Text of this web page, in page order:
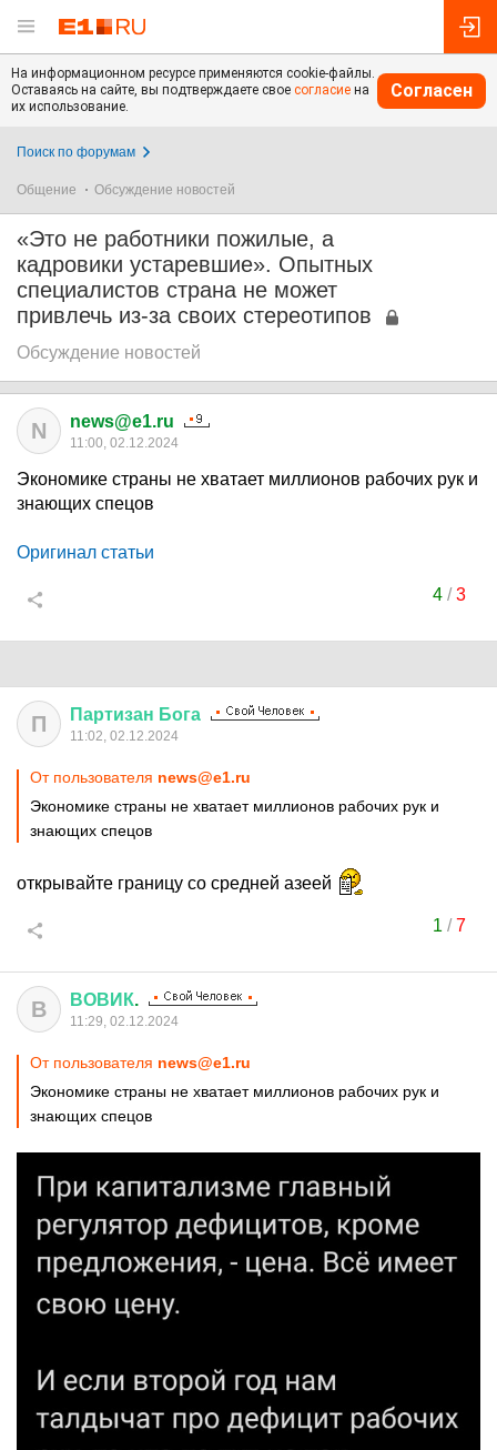
На информационном ресурсе применяются cookie-файлы.
Оставаясь на сайте, вы подтверждаете свое согласие на
их использование.
Согласен
Поиск по форумам
Общение Обсуждение новостей
«Это не работники пожилые, а
кадровики устаревшие». Опытных
специалистов страна не может
привлечь из-за своих стереотипов
Обсуждение новостей
N news@e1.ru
11:00, 02.12.2024
Экономике страны не хватает миллионов рабочих рук и
знающих спецов
Оригинал статьи
4/3
П Партизан Бога
11:02, 02.12.2024
От пользователя news@e1.ru
Экономике страны не хватает миллионов рабочих рук и
знающих спецов
открывайте границу со средней азеей
1 /7
В ВОВИК.
11:29, 02.12.2024
От пользователя news@e1.ru
Экономике страны не хватает миллионов рабочих рук и
знающих спецов